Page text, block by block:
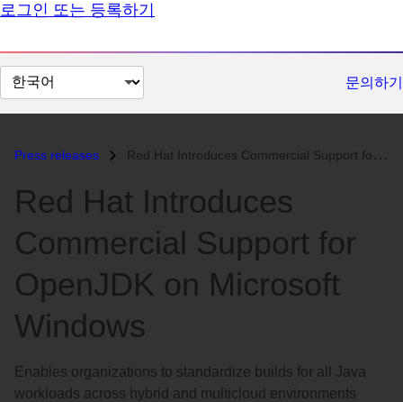
로그인 또는 등록하기
페
이
언
문의하기
Press releases Red Hat Introduces Commercial Support for OpenJDK on Microsoft Window...
Red Hat Introduces
Commercial Support for
OpenJDK on Microsoft
Windows
Enables organizations to standardize builds for all Java
workloads across hybrid and multicloud environments